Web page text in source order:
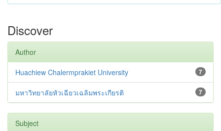
Discover
Author
7
Huachiew Chalermprakiet University
7
มหาวิทยาลัยหัวเฉียวเฉลิมพระเกียรติ
Subject